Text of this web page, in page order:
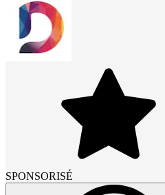
SPONSORISÉ